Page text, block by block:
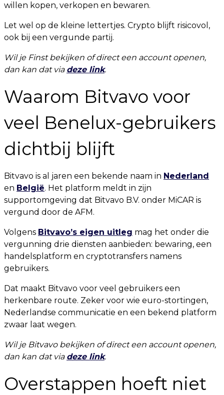
willen kopen, verkopen en bewaren.
Let wel op de kleine lettertjes. Crypto blijft risicovol,
ook bij een vergunde partij.
Wil je Finst bekijken of direct een account openen,
dan kan dat via deze link.
Waarom Bitvavo voor
veel Benelux-gebruikers
dichtbij blijft
Bitvavo is al jaren een bekende naam in Nederland
en België. Het platform meldt in zijn
supportomgeving dat Bitvavo B.V. onder MiCAR is
vergund door de AFM.
Volgens Bitvavo’s eigen uitleg mag het onder die
vergunning drie diensten aanbieden: bewaring, een
handelsplatform en cryptotransfers namens
gebruikers.
Dat maakt Bitvavo voor veel gebruikers een
herkenbare route. Zeker voor wie euro-stortingen,
Nederlandse communicatie en een bekend platform
zwaar laat wegen.
Wil je Bitvavo bekijken of direct een account openen,
dan kan dat via deze link.
Overstappen hoeft niet